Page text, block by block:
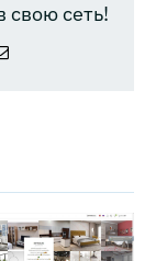
свою сеть!
Email
Отзыв о
диагностике